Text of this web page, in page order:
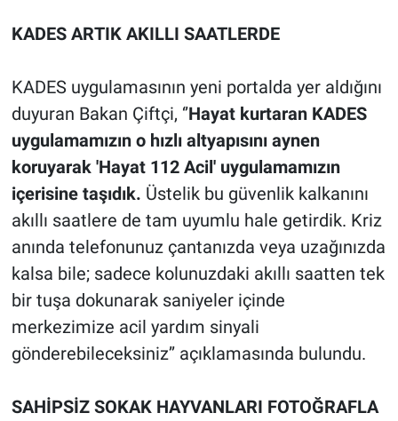
KADES ARTIK AKILLI SAATLERDE
KADES uygulamasının yeni portalda yer aldığını
duyuran Bakan Çiftçi, ‘’Hayat kurtaran KADES
uygulamamızın o hızlı altyapısını aynen
koruyarak 'Hayat 112 Acil' uygulamamızın
içerisine taşıdık. Üstelik bu güvenlik kalkanını
akıllı saatlere de tam uyumlu hale getirdik. Kriz
anında telefonunuz çantanızda veya uzağınızda
kalsa bile; sadece kolunuzdaki akıllı saatten tek
bir tuşa dokunarak saniyeler içinde
merkezimize acil yardım sinyali
gönderebileceksiniz’’ açıklamasında bulundu.
SAHİPSİZ SOKAK HAYVANLARI FOTOĞRAFLA